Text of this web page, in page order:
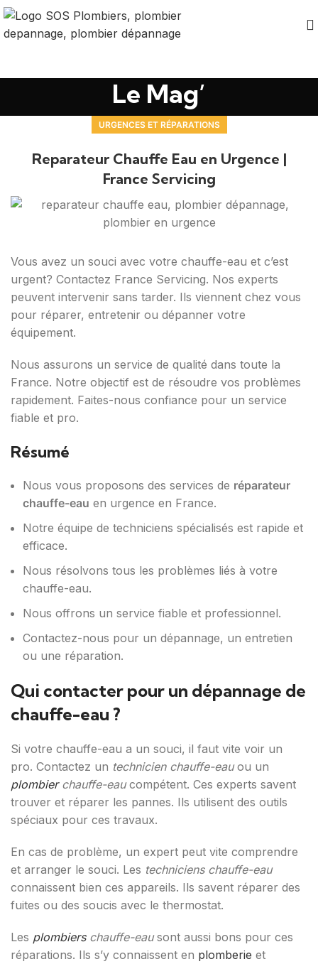
Le Mag’
URGENCES ET RÉPARATIONS
Reparateur Chauffe Eau en Urgence |
France Servicing
Vous avez un souci avec votre chauffe-eau et c’est
urgent? Contactez France Servicing. Nos experts
peuvent intervenir sans tarder. Ils viennent chez vous
pour réparer, entretenir ou dépanner votre
équipement.
Nous assurons un service de qualité dans toute la
France. Notre objectif est de résoudre vos problèmes
rapidement. Faites-nous confiance pour un service
fiable et pro.
Résumé
Nous vous proposons des services de réparateur
chauffe-eau en urgence en France.
Notre équipe de techniciens spécialisés est rapide et
efficace.
Nous résolvons tous les problèmes liés à votre
chauffe-eau.
Nous offrons un service fiable et professionnel.
Contactez-nous pour un dépannage, un entretien
ou une réparation.
Qui contacter pour un dépannage de
chauffe-eau ?
Si votre chauffe-eau a un souci, il faut vite voir un
pro. Contactez un technicien chauffe-eauou un
plombierchauffe-eaucompétent. Ces experts savent
trouver et réparer les pannes. Ils utilisent des outils
spéciaux pour ces travaux.
En cas de problème, un expert peut vite comprendre
et arranger le souci. Les techniciens chauffe-eau
connaissent bien ces appareils. Ils savent réparer des
fuites ou des soucis avec le thermostat.
Les plombierschauffe-eausont aussi bons pour ces
réparations. Ils s’y connaissent en plomberie et